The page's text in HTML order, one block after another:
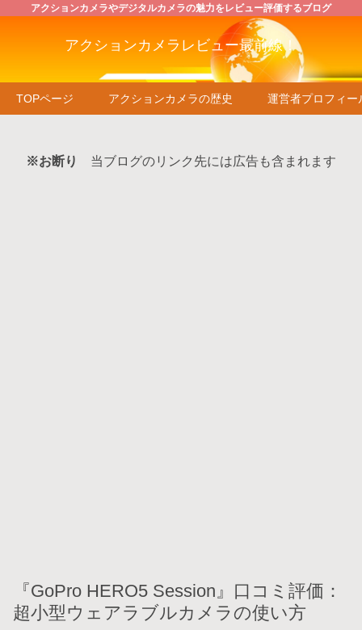
アクションカメラやデジタルカメラの魅力をレビュー評価するブログ
アクションカメラレビュー最前線！
TOPページ アクションカメラの歴史 運営者プロフィー
※お断り 当ブログのリンク先には広告も含まれます
『GoPro HERO5 Session』口コミ評価：
超小型ウェアラブルカメラの使い方